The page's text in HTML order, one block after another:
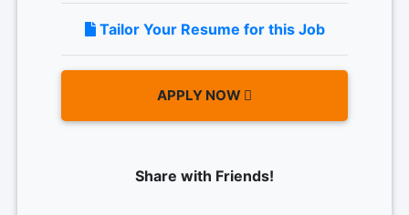
Tailor Your Resume for this Job
APPLY NOW
Share with Friends!